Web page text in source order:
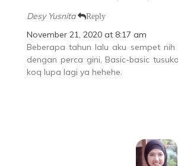
Desy Yusnita Reply
November 21, 2020 at 8:17 am
Beberapa tahun lalu aku sempet
dengan perca gini. Basic-basic
koq lupa lagi ya hehehe.